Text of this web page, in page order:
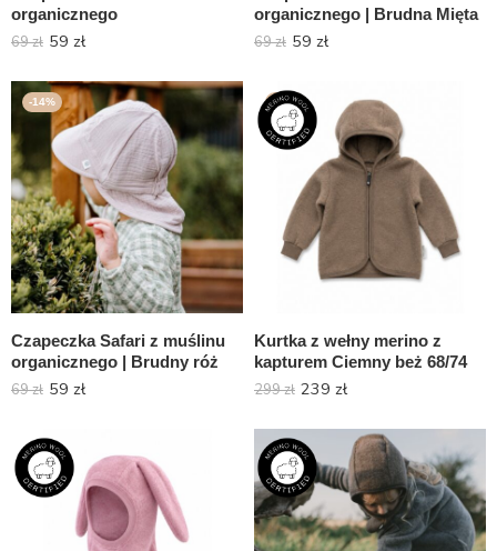
organicznego
69zł 59 zł
organicznego | Brudna Mięta
69zł 59 zł
-14%
Czapeczka Safari z muślinu
organicznego | Brudny róż
69zł 59 zł
-20%
Kurtka z wełny merino z
kapturem Ciemny beż 68/74
299zł 239 zł